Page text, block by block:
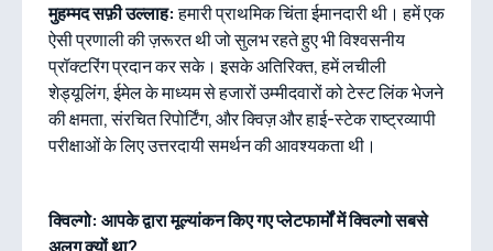
मुहम्मद सफ़ी उल्लाह:हमारी प्राथमिक चिंता ईमानदारी थी। हमें एक
ऐसी प्रणाली की ज़रूरत थी जो सुलभ रहते हुए भी विश्वसनीय
प्रॉक्टरिंग प्रदान कर सके। इसके अतिरिक्त, हमें लचीली
शेड्यूलिंग, ईमेल के माध्यम से हजारों उम्मीदवारों को टेस्ट लिंक भेजने
की क्षमता, संरचित रिपोर्टिंग, और क्विज़ और हाई-स्टेक राष्ट्रव्यापी
परीक्षाओं के लिए उत्तरदायी समर्थन की आवश्यकता थी।
क्विल्गो: आपके द्वारा मूल्यांकन किए गए प्लेटफार्मों में क्विल्गो सबसे